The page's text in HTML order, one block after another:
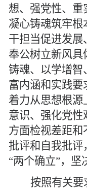
想、强党性、重
凝心铸魂筑牢根
干担当促进发
奉公树立新风
铸魂、以学增
富内涵和实践要
着力从思想根源
意识、强化党
方面检视差距
批评和自我批评
“两个确立”，坚
按照有关要